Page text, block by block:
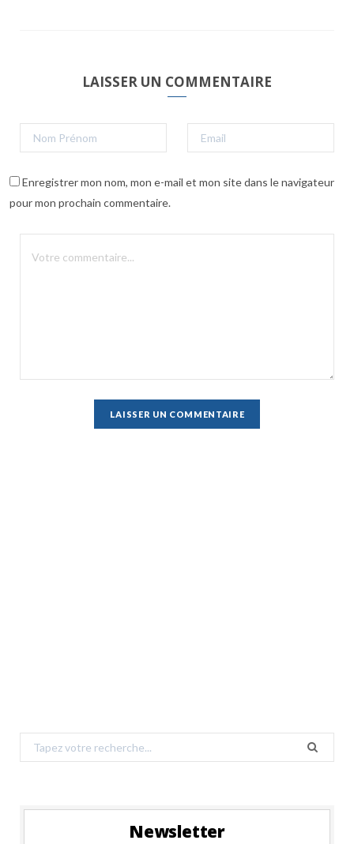
LAISSER UN COMMENTAIRE
Enregistrer mon nom, mon e-mail et mon site dans le navigateur
pour mon prochain commentaire.
Search
for:
Newsletter